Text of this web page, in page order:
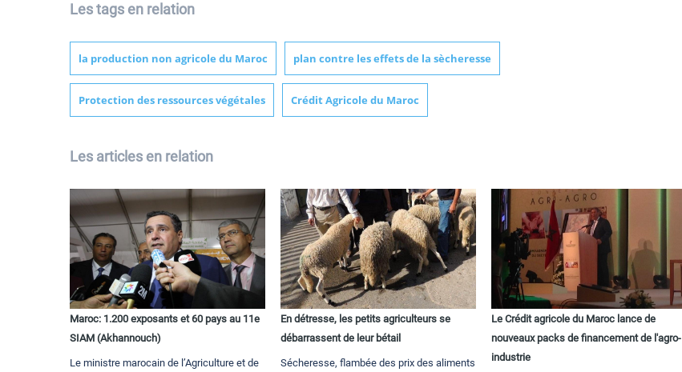
Les tags en relation
la production non agricole du Maroc plan contre les effets de la sècheresse
Protection des ressources végétales Crédit Agricole du Maroc
Les articles en relation
Maroc: 1.200 exposants et 60 pays au 11e
SIAM (Akhannouch)
Le ministre marocain de l’Agriculture et de
En détresse, les petits agriculteurs se
débarrassent de leur bétail
Sécheresse, flambée des prix des aliments
Le Crédit agricole du Maroc lance de
nouveaux packs de financement de l'agro-
industrie